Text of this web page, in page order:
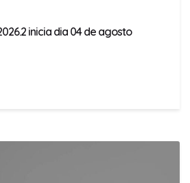
inicia dia 04 de agosto